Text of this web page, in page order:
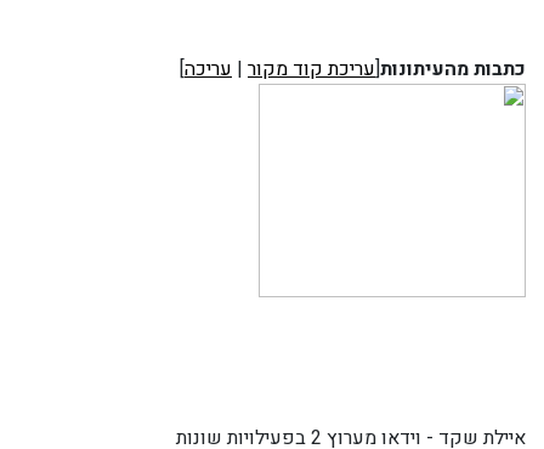
כתבות מהעיתונות[עריכת קוד מקור | עריכה]
איילת שקד - וידאו מערוץ 2 בפעילויות שונות